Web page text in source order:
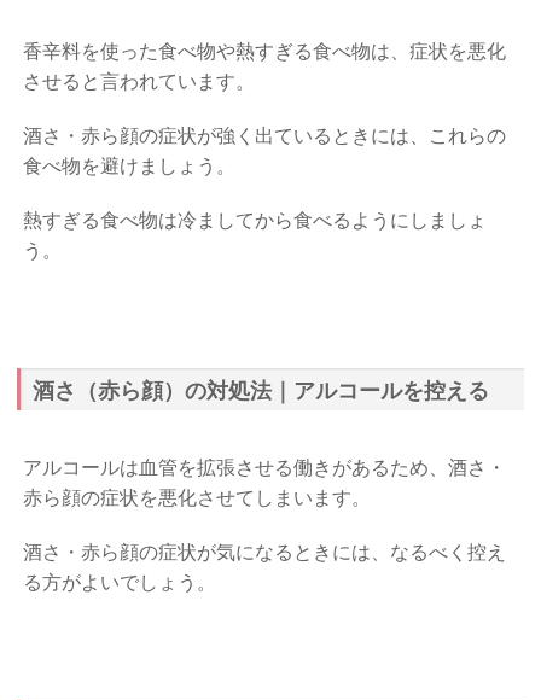
香辛料を使った食べ物や熱すぎる食べ物は、症状を悪化
させると言われています。
酒さ・赤ら顔の症状が強く出ているときには、これらの
食べ物を避けましょう。
熱すぎる食べ物は冷ましてから食べるようにしましょ
う。
酒さ（赤ら顔）の対処法｜アルコールを控える
アルコールは血管を拡張させる働きがあるため、酒さ・
赤ら顔の症状を悪化させてしまいます。
酒さ・赤ら顔の症状が気になるときには、なるべく控え
る方がよいでしょう。